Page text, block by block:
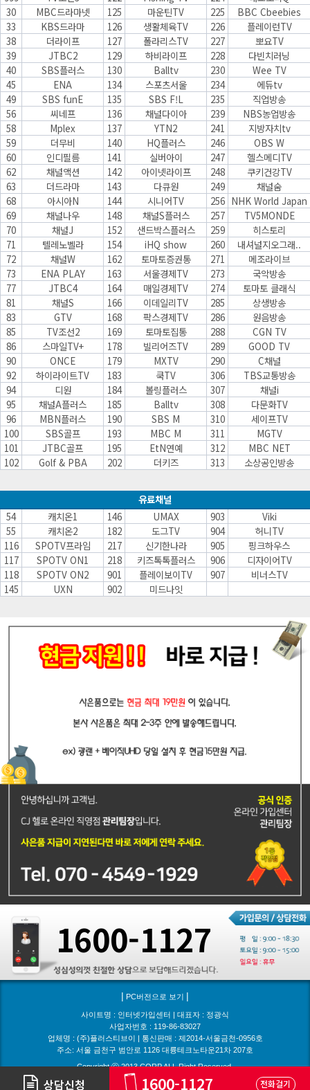
30
MBC드라마넷 125 마운틴TV 225
BBC Cbeebies
33
KBS드라마 126 생활체육TV 226
플레이런TV
38
더라이프 127 폴라리스TV 227
뽀요TV
39
JTBC2 129 하비라이프 228
다빈치러닝
40
SBS플러스 130 Balltv 230
Wee TV
45
ENA 134 스포츠서울 234
에듀tv
49
SBS funE 135 SBS F!L 235
직업방송
56
씨네프 136 채널다이아 239
NBS농업방송
58
Mplex 137 YTN2 241
지방자치tv
59
더무비 140 HQ플러스 246
OBS W
60
인디필름 141 실버아이 247
헬스메디TV
62
채널액션 142 아이넷라이프 248
쿠키건강TV
63
더드라마 143 다큐원 249
채널숨
68
아시아N 144 시니어TV 256 NHK World Japan
69
채널나우 148 채널S플러스 257
TV5MONDE
70
채널J 152 샌드박스플러스 259
히스토리
71
텔레노벨라 154 iHQ show 260
내셔널지오그래..
72
채널W 162 토마토증권통 271
메조라이브
73
ENA PLAY 163 서울경제TV 273
국악방송
77
JTBC4 164 매일경제TV 274
토마토 클래식
81
채널S 166 이데일리TV 285
상생방송
83
GTV 168 팍스경제TV 286
원음방송
85
TV조선2 169 토마토집통 288
CGN TV
86
스마일TV+ 178 빌리어즈TV 289
GOOD TV
90
ONCE 179 MXTV 290
C채널
92
하이라이트TV 183 쿡TV 306
TBS교통방송
94
디원 184 볼링플러스 307
채널i
95
채널A플러스 185 Balltv 308
다문화TV
96
MBN플러스 190 SBS M 310
세이프TV
100
SBS골프 193 MBC M 311
MGTV
101
JTBC골프 195 EtN연예 312
MBC NET
102
Golf & PBA 202 더키즈 313 소상공인방송
유료채널
54
캐치온1 146 UMAX 903
Viki
55
캐치온2 182 도그TV 904
허니TV
116
SPOTV프라임 217 신기한나라 905
핑크하우스
117
SPOTV ON1 218 키즈톡톡플러스 906
디자이어TV
118
SPOTV ON2 901 플레이보이TV 907
비너스TV
145
UXN 902 미드나잇
1600-1127
| PC버전으로 보기 |
사이트명 : 인터넷가입센터 | 대표자 : 정광식
사업자번호 : 119-86-83027
업체명 : (주)플러스티브이 | 통신판매 : 제2014-서울금천-0956호
주소: 서울 금천구 범안로 1126 대륭테크노타운21차 207호
Copyright ⓒ 2013 CORP.ALL Right Reserved.
상담신청 1600-1127 전화걸기